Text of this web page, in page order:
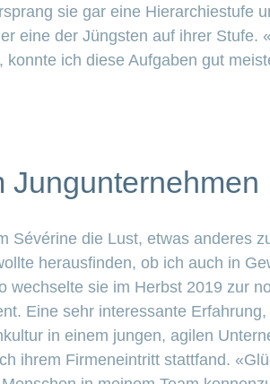
sie gar eine Hierarchiestufe
eine der Jüngsten auf ihrer Stufe.
ich diese Aufgaben gut
Jungunternehmen
Sévérine die Lust, etwas anderes
herausfinden, ob ich auch in
sie im Herbst 2019 zur
Eine sehr interessante
in einem jungen, agilen
ihrem Firmeneintritt stattfand.